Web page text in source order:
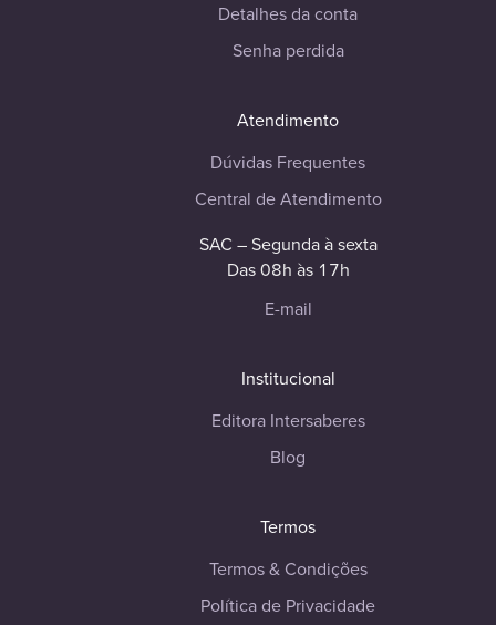
Detalhes da conta
Senha perdida
Atendimento
Dúvidas Frequentes
Central de Atendimento
SAC – Segunda à sexta
Das 08h às 17h
E-mail
Institucional
Editora Intersaberes
Blog
Termos
Termos & Condições
Política de Privacidade